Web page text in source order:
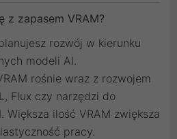
zapasem VRAM?
rozwój w kierunku
modeli AI.
rośnie wraz z rozwojem
Flux czy narzędzi do
Większa ilość VRAM zwiększa
pracy.